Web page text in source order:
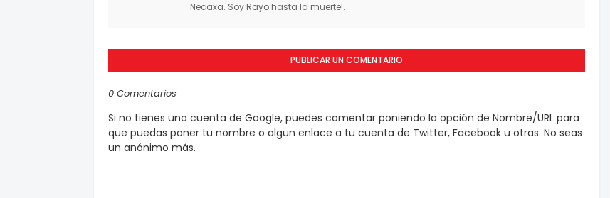
Necaxa. Soy Rayo hasta la muerte!.
PUBLICAR UN COMENTARIO
0 Comentarios
Si no tienes una cuenta de Google, puedes comentar poniendo la opción de Nombre/URL para
que puedas poner tu nombre o algun enlace a tu cuenta de Twitter, Facebook u otras. No seas
un anónimo más.